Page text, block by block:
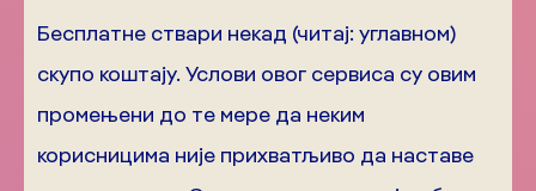
Бесплатне ствари некад (читај: углавном)
скупо коштају. Услови овог сервиса су овим
промењени до те мере да неким
корисницима није прихватљиво да наставе